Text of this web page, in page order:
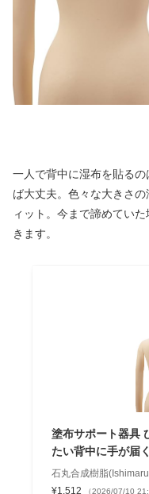
一人で背中に湿布を貼る
ば大丈夫。色々な大きさ
ィット。今まで諦めてい
きます。
塗布サポート器具
たい背中に手が届く
石丸合成樹脂
¥1,512
（2026/07/10